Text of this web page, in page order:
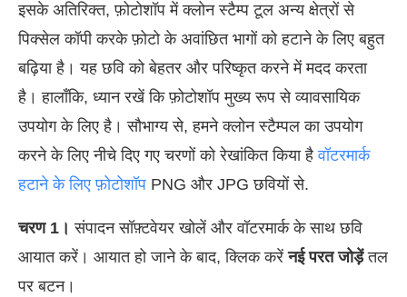
इसके अतिरिक्त, फ़ोटोशॉप में क्लोन स्टैम्प टूल अन्य क्षेत्रों से
पिक्सेल कॉपी करके फ़ोटो के अवांछित भागों को हटाने के लिए बहुत
बढ़िया है। यह छवि को बेहतर और परिष्कृत करने में मदद करता
है। हालाँकि, ध्यान रखें कि फ़ोटोशॉप मुख्य रूप से व्यावसायिक
उपयोग के लिए है। सौभाग्य से, हमने क्लोन स्टैम्पल का उपयोग
करने के लिए नीचे दिए गए चरणों को रेखांकित किया हैवॉटरमार्क
हटाने के लिए फ़ोटोशॉप PNG और JPG छवियों से.
चरण 1। संपादन सॉफ़्टवेयर खोलें और वॉटरमार्क के साथ छवि
आयात करें। आयात हो जाने के बाद, क्लिक करेंनई परत जोड़ेंतल
पर बटन।